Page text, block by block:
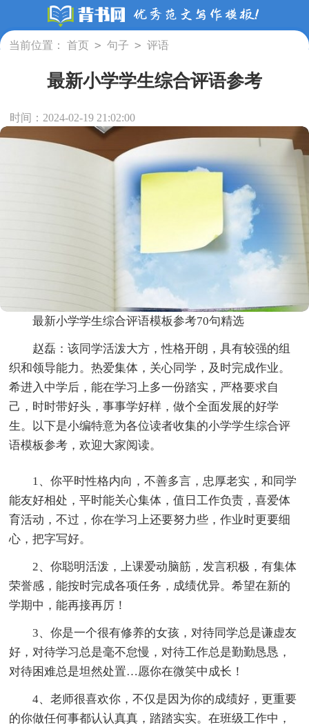
当前位置： 首页 > 句子 > 评语
最新小学学生综合评语参考
时间：2024-02-19 21:02:00
最新小学学生综合评语模板参考70句精选
赵磊：该同学活泼大方，性格开朗，具有较强的组
织和领导能力。热爱集体，关心同学，及时完成作业。
希进入中学后，能在学习上多一份踏实，严格要求自
己，时时带好头，事事学好样，做个全面发展的好学
生。以下是小编特意为各位读者收集的小学学生综合评
语模板参考，欢迎大家阅读。
1、你平时性格内向，不善多言，忠厚老实，和同学
能友好相处，平时能关心集体，值日工作负责，喜爱体
育活动，不过，你在学习上还要努力些，作业时更要细
心，把字写好。
2、你聪明活泼，上课爱动脑筋，发言积极，有集体
荣誉感，能按时完成各项任务，成绩优异。希望在新的
学期中，能再接再厉！
3、你是一个很有修养的女孩，对待同学总是谦虚友
好，对待学习总是毫不怠慢，对待工作总是勤勤恳恳，
对待困难总是坦然处置…愿你在微笑中成长！
4、老师很喜欢你，不仅是因为你的成绩好，更重要
的你做任何事都认认真真，踏踏实实。在班级工作中，